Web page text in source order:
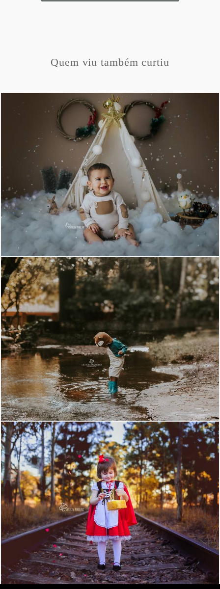
Quem viu também curtiu
1257 6
592
1153 18